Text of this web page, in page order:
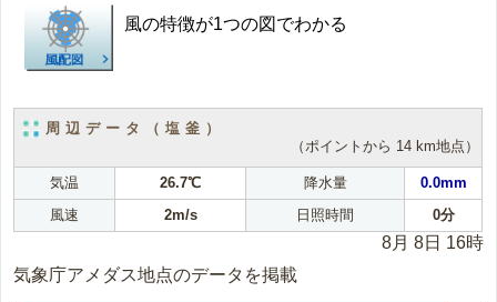
風の特徴が1つの図でわかる
周辺データ（塩釜）
（ポイントから 14 km地点）
気温 26.7℃ 降水量
0.0mm
風速
2m/s 日照時間 0分
8月 8日 16時
気象庁アメダス地点のデータを掲載